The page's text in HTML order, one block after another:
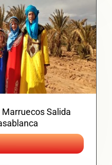
Marruecos Salida